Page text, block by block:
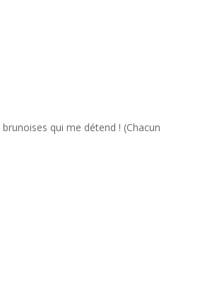
qui me détend ! (Chacun